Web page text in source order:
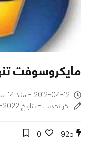
مايكروسوفت
2012-04-12 - منذ 14 سنة
اخر تحديث - بتاريخ 2022-02-08
925
0